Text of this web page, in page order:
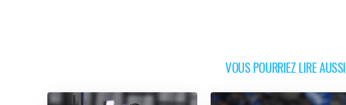
VOUS POURRIEZ LIRE AUSSI